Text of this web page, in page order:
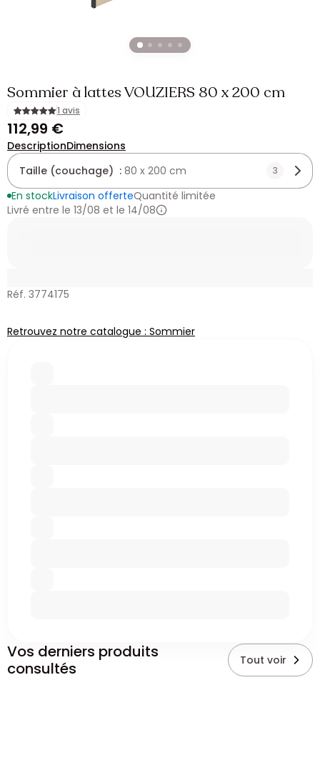
Sommier à lattes VOUZIERS 80 x 200 cm
1 avis
112,99 €
DescriptionDimensions
Taille (couchage) : 80 x 200 cm 3
En stockLivraison offerteQuantité limitée
Livré entre le 13/08 et le 14/08
Réf. 3774175
Retrouvez notre catalogue : Sommier
Vos derniers produits
consultés
Tout voir